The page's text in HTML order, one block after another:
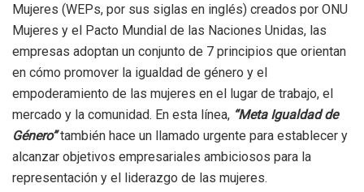
Mujeres (WEPs, por sus siglas en inglés) creados por ONU
Mujeres y el Pacto Mundial de las Naciones Unidas, las
empresas adoptan un conjunto de 7 principios que orientan
en cómo promover la igualdad de género y el
empoderamiento de las mujeres en el lugar de trabajo, el
mercado y la comunidad. En esta línea, “Meta Igualdad de
Género”también hace un llamado urgente para establecer y
alcanzar objetivos empresariales ambiciosos para la
representación y el liderazgo de las mujeres.